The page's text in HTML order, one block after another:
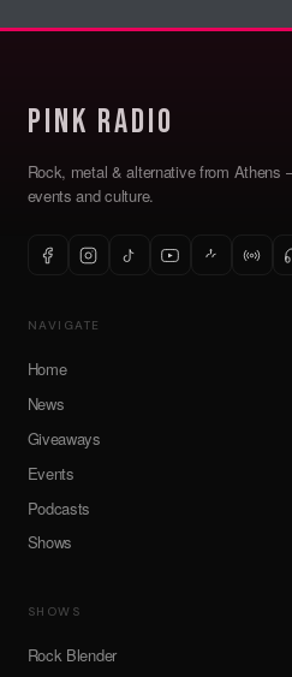
Pink Radio
Rock, metal & alternative from
events and culture.
NAVIGATE
Home
News
Giveaways
Events
Podcasts
Shows
SHOWS
Rock Blender